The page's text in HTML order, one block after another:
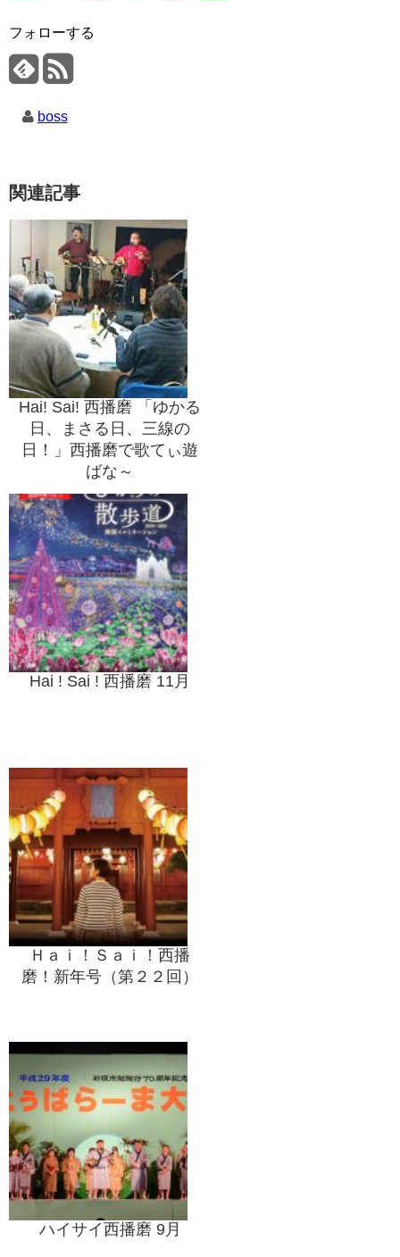
フォローする
boss
関連記事
Hai! Sai! 西播磨 「ゆかる
日、まさる日、三線の
日！」西播磨で歌てぃ遊
ばな～
Hai ! Sai ! 西播磨 11月
Ｈａｉ！Ｓａｉ！西播
磨！新年号（第２２回）
ハイサイ西播磨 9月